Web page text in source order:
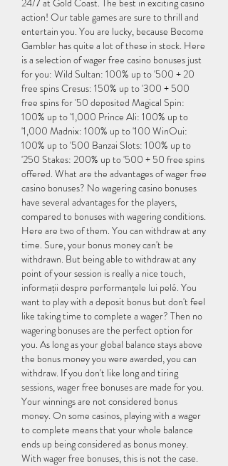
action! Our table games are sure to thrill and
entertain you. You are lucky, because Become
Gambler has quite a lot of these in stock. Here
is a selection of wager free casino bonuses just
for you: Wild Sultan: 100% up to '500 + 20
free spins Cresus: 150% up to '300 + 500
free spins for '50 deposited Magical Spin:
100% up to '1,000 Prince Ali: 100% up to
'1,000 Madnix: 100% up to '100 WinOui:
100% up to '500 Banzai Slots: 100% up to
'250 Stakes: 200% up to '500 + 50 free spins
offered. What are the advantages of wager free
casino bonuses? No wagering casino bonuses
have several advantages for the players,
compared to bonuses with wagering conditions.
Here are two of them. You can withdraw at any
time. Sure, your bonus money can't be
withdrawn. But being able to withdraw at any
point of your session is really a nice touch,
informații despre performanțele lui pelé. You
want to play with a deposit bonus but don't feel
like taking time to complete a wager? Then no
wagering bonuses are the perfect option for
you. As long as your global balance stays above
the bonus money you were awarded, you can
withdraw. If you don't like long and tiring
sessions, wager free bonuses are made for you.
Your winnings are not considered bonus
money. On some casinos, playing with a wager
to complete means that your whole balance
ends up being considered as bonus money.
With wager free bonuses, this is not the case.